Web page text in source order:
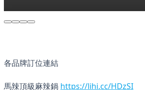
各品牌訂位連結
馬辣頂級麻辣鍋 https://lihi.cc/HDzSI